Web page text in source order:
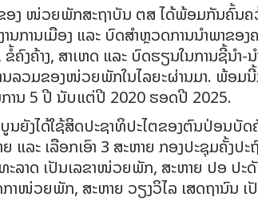
ງ ໜ່ວຍພັກສະຖາບັນ ຕສ ໄດ້ພ້ອມກັນຄົ້ນຄ
ານການເມືອງ ແລະ ບົດສໍາຫຼວດການນໍາພາຂ
ຄົງຄ້າງ, ສາເຫດ ແລະ ບົດຮຽນໃນການຊີ້ນໍາ
ລວມຂອງໜ່ວຍພັກໃນໄລຍະຜ່ານມາ. ພ້ອມນີ້
ານ 5 ປີ ນັບແຕ່ປີ 2020 ຮອດປີ 2025.
ຍັງໄດ້ໃຊ້ສິດປະຊາທິປະໄຕຂອງຕົນປ່ອນບັດ
ແລະ ເລືອກເອົາ 3 ສະຫາຍ ກອງປະຊຸມຄັ້ງປະ
ລາດ ເປັນເລຂາໜ່ວຍພັກ, ສະຫາຍ ປອ ປະ
າໜ່ວຍພັກ, ສະຫາຍ ວຽງວິໄລ ເສດຖານົນ ເ